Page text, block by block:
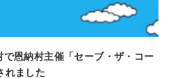
恩納村主催「セーブ・ザ・コー
れました